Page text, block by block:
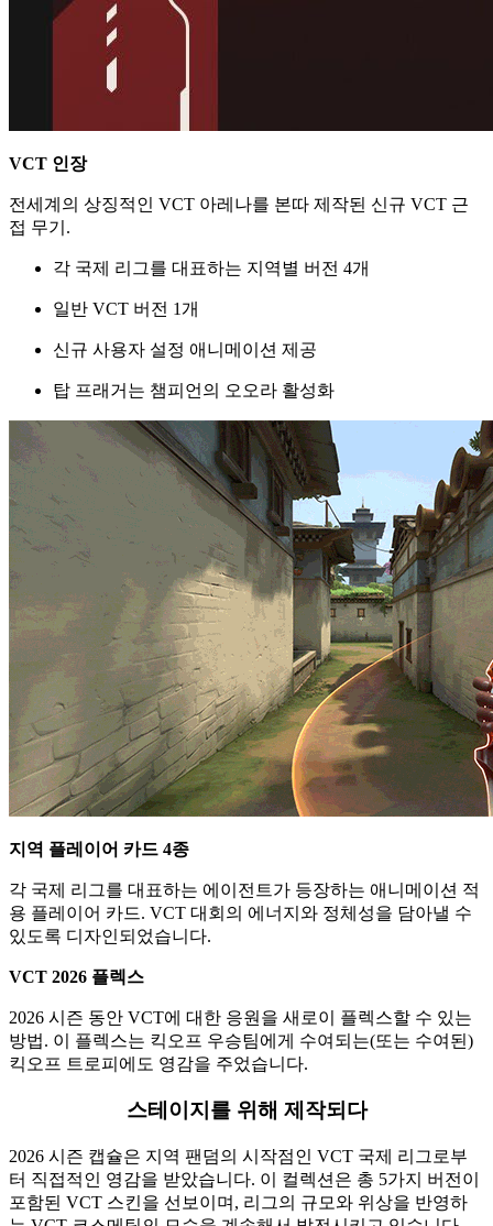
VCT 인장
전세계의 상징적인 VCT 아레나를 본따 제작된 신규 VCT 근
접 무기.
각 국제 리그를 대표하는 지역별 버전 4개
일반 VCT 버전 1개
신규 사용자 설정 애니메이션 제공
탑 프래거는 챔피언의 오오라 활성화
지역 플레이어 카드 4종
각 국제 리그를 대표하는 에이전트가 등장하는 애니메이션 적
용 플레이어 카드. VCT 대회의 에너지와 정체성을 담아낼 수
있도록 디자인되었습니다.
VCT 2026 플렉스
2026 시즌 동안 VCT에 대한 응원을 새로이 플렉스할 수 있는
방법. 이 플렉스는 킥오프 우승팀에게 수여되는(또는 수여된)
킥오프 트로피에도 영감을 주었습니다.
스테이지를 위해 제작되다
2026 시즌 캡슐은 지역 팬덤의 시작점인 VCT 국제 리그로부
터 직접적인 영감을 받았습니다. 이 컬렉션은 총 5가지 버전이
포함된 VCT 스킨을 선보이며, 리그의 규모와 위상을 반영하